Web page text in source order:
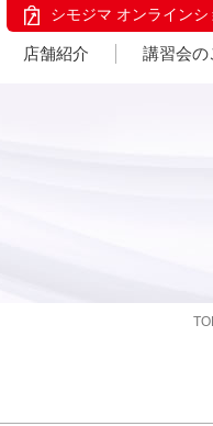
シモジマ オンラインシ
店舗紹介 講習会の